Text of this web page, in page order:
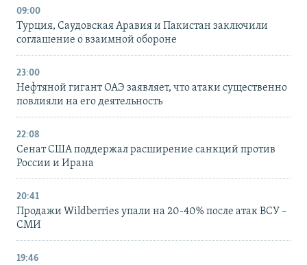
09:00
Турция, Саудовская Аравия и Пакистан заключили
соглашение о взаимной обороне
23:00
Нефтяной гигант ОАЭ заявляет, что атаки существенно
повлияли на его деятельность
22:08
Сенат США поддержал расширение санкций против
России и Ирана
20:41
Продажи Wildberries упали на 20-40% после атак ВСУ –
СМИ
19:46